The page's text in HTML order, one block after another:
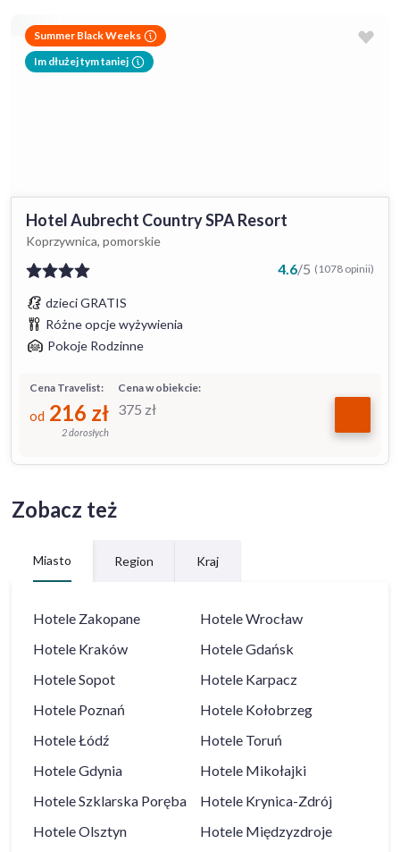
Summer Black Weeks
Im dłużej tym taniej
Hotel Aubrecht Country SPA Resort
Koprzywnica, pomorskie
4.6/5 (1078 opinii)
dzieci GRATIS
Różne opcje wyżywienia
Pokoje Rodzinne
Cena w obiekcie:
375 zł
Cena Travelist:
od 216 zł
2 dorosłych
Zobacz też
Miasto Region Kraj
Hotele Zakopane HoteleWrocław
Hotele Kraków HoteleGdańsk
HoteleSopot Hotele Karpacz
Hotele Poznań Hotele Kołobrzeg
HoteleŁódź Hotele Toruń
HoteleGdynia Hotele Mikołajki
HoteleSzklarska Poręba Hotele Krynica-Zdrój
HoteleOlsztyn Hotele Międzyzdroje